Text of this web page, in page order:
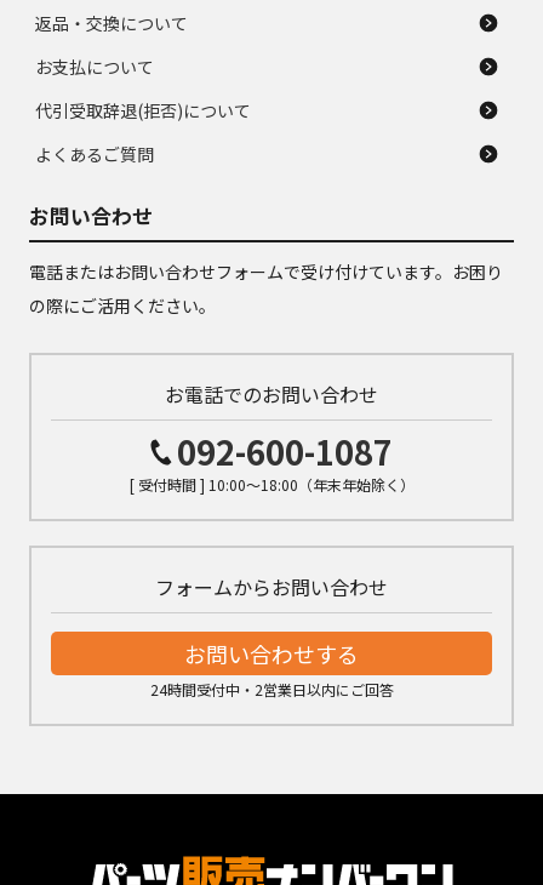
返品・交換について
お支払について
代引受取辞退(拒否)について
よくあるご質問
お問い合わせ
電話またはお問い合わせフォームで受け付けています。お困り
の際にご活用ください。
お電話でのお問い合わせ
092-600-1087
[ 受付時間 ] 10:00～18:00（年末年始除く）
フォームからお問い合わせ
お問い合わせする
24時間受付中・2営業日以内にご回答